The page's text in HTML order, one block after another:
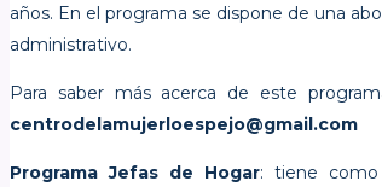
años. En el programa se dispone de una
administrativo.
Para saber más acerca de este
centrodelamujerloespejo@gmail.com
Programa Jefas de Hogar: tiene como